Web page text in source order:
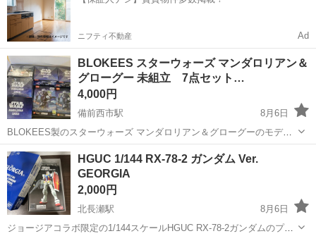
ニフティ不動産 Ad
BLOKEES スターウォーズ マンダロリアン＆
グローグー 未組立 7点セット…
4,000円
備前西市駅
8月6日
BLOKEES製のスターウォーズ マンダロリアン＆グローグーのモデル
キット7個セット海外版です。 4個はシュリンク未開封 3個は中を確認
するために箱のみ開封しています 2枚目画像の赤枠が掲載商品です
一点、こちらのミスではな...
岡山 岡山市 模型、プラモデル
HGUC 1/144 RX-78-2 ガンダム Ver.
GEORGIA
2,000円
北長瀬駅
8月6日
ジョージアコラボ限定の1/144スケールHGUC RX-78-2ガンダムのプラ